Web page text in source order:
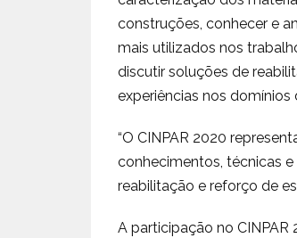
construções, conhecer e
mais utilizados nos
discutir soluções de
experiências nos
“O CINPAR 2020
conhecimentos, técnicas
reabilitação e reforço de
A participação no